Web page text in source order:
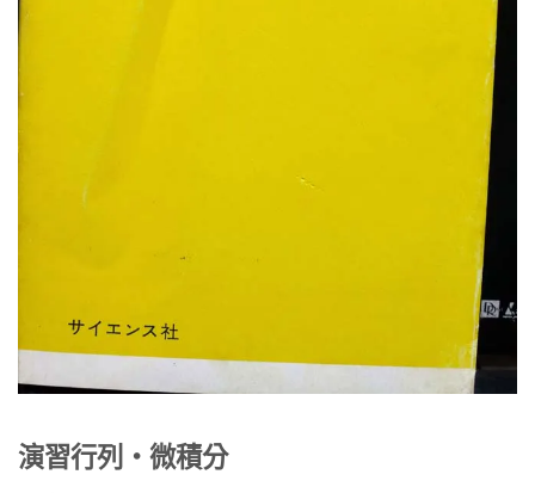
演習行列・微積分